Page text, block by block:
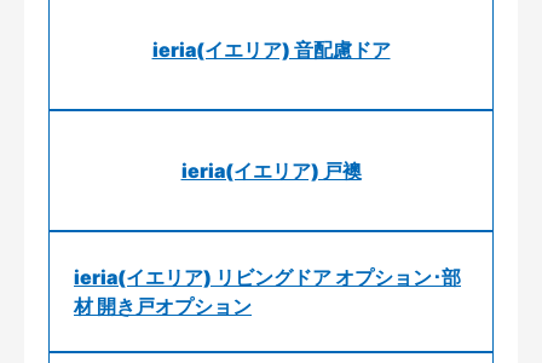
ieria(イエリア) 音配慮ドア
ieria(イエリア) 戸襖
ieria(イエリア) リビングドア オプション･部
材 開き戸オプション